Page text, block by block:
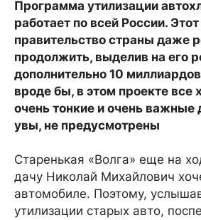
Программа утилизации
работает по всей России.
правительство страны даже
продолжить, выделив на его
дополнительно 10
вроде бы, в этом проекте все
очень тонкие и очень важные
увы, не предусмотрены
Старенькая «Волга» еще на
дачу Николай Михайлович
автомобиле. Поэтому,
утилизации старых авто,